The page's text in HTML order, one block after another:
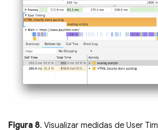
Figura 8. Visualizar medidas de User